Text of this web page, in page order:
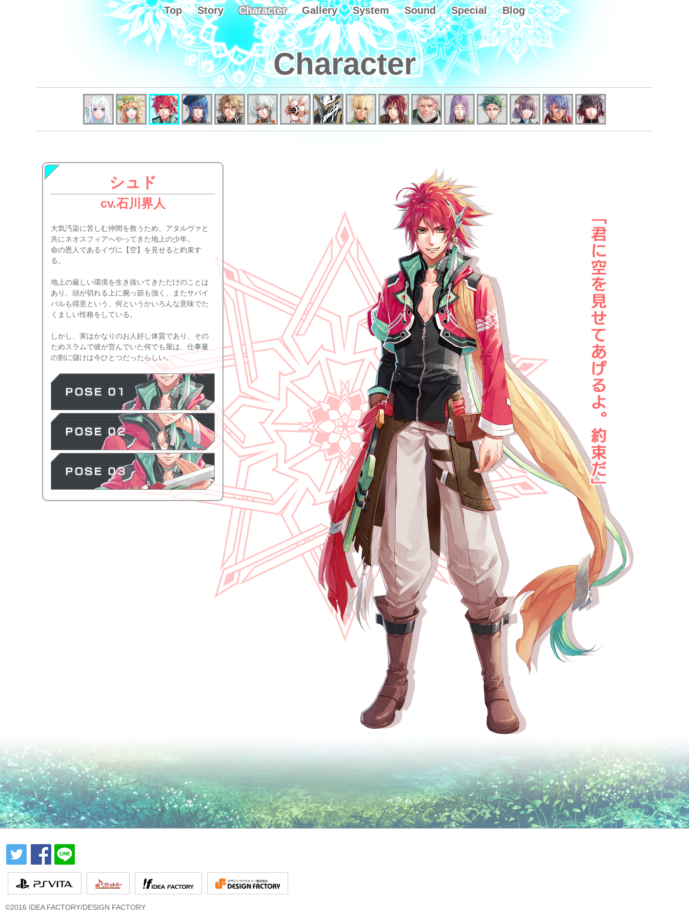
Top Story Character Gallery System Sound Special Blog
Character
シュド
cv.石川界人
大気汚染に苦しむ仲間を救うため、アタルヴァと
共にネオスフィアへやってきた地上の少年。
命の恩人であるイヴに【空】を見せると約束す
る。
地上の厳しい環境を生き抜いてきただけのことは
あり、頭が切れる上に腕っ節も強く、またサバイ
バルも得意という、何というかいろんな意味でた
くましい性格をしている。
しかし、実はかなりのお人好し体質であり、その
ためスラムで彼が営んでいた何でも屋は、仕事量
の割に儲けは今ひとつだったらしい。
©2016 IDEA FACTORY/DESIGN FACTORY